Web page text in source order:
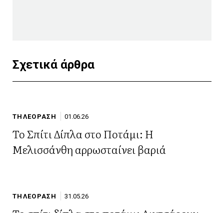
Σχετικά άρθρα
ΤΗΛΕΟΡΑΣΗ 01.06.26
Το Σπίτι Δίπλα στο Ποτάμι: Η
Μελισσάνθη αρρωσταίνει βαριά
ΤΗΛΕΟΡΑΣΗ 31.05.26